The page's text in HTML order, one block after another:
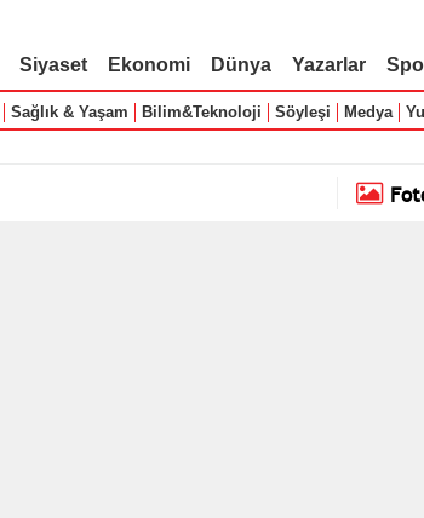
Siyaset Ekonomi Dünya Yazarlar
Sağlık & Yaşam Bilim&Teknoloji Söyleşi Medya